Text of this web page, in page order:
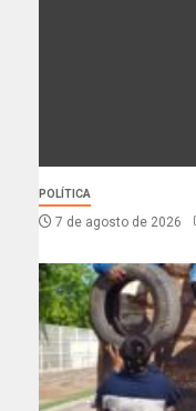
POLÍTICA
7 de agosto de 2026